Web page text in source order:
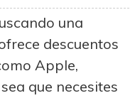
una
descuentos
Apple,
que necesites